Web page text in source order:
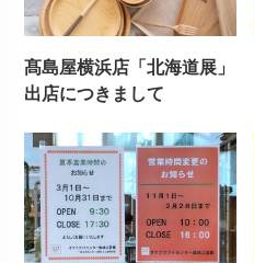
髙島屋横浜店「北海道展」
出店につきまして